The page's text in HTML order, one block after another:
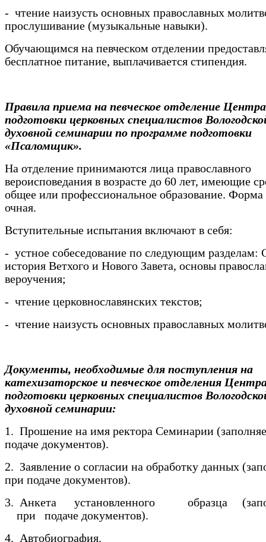
- чтение наизусть основных православных
прослушивание (музыкальные навыки).
Обучающимся на певческом отделении
бесплатное питание, выплачивается стипендия.
Правила приема на певческое отделение Центра
подготовки церковных специалистов
духовной семинарии по программе подготовки
«Псаломщик».
На отделение принимаются лица православного
вероисповедания в возрасте до 60 лет, имеющие
общее или профессиональное образование. Форма
очная.
Вступительные испытания включают в себя:
- устное собеседование по следующим разделам:
история Ветхого и Нового Завета, основы
вероучения;
- чтение церковнославянских текстов;
- чтение наизусть основных православных
Документы, необходимые для поступления на
катехизаторское и певческое отделения
подготовки церковных специалистов
духовной семинарии:
1. Прошение на имя ректора Семинарии
подаче документов).
2. Заявление о согласии на обработку данных
при подаче документов).
3. Анкета установленного образца
при подаче документов).
4. Автобиография.